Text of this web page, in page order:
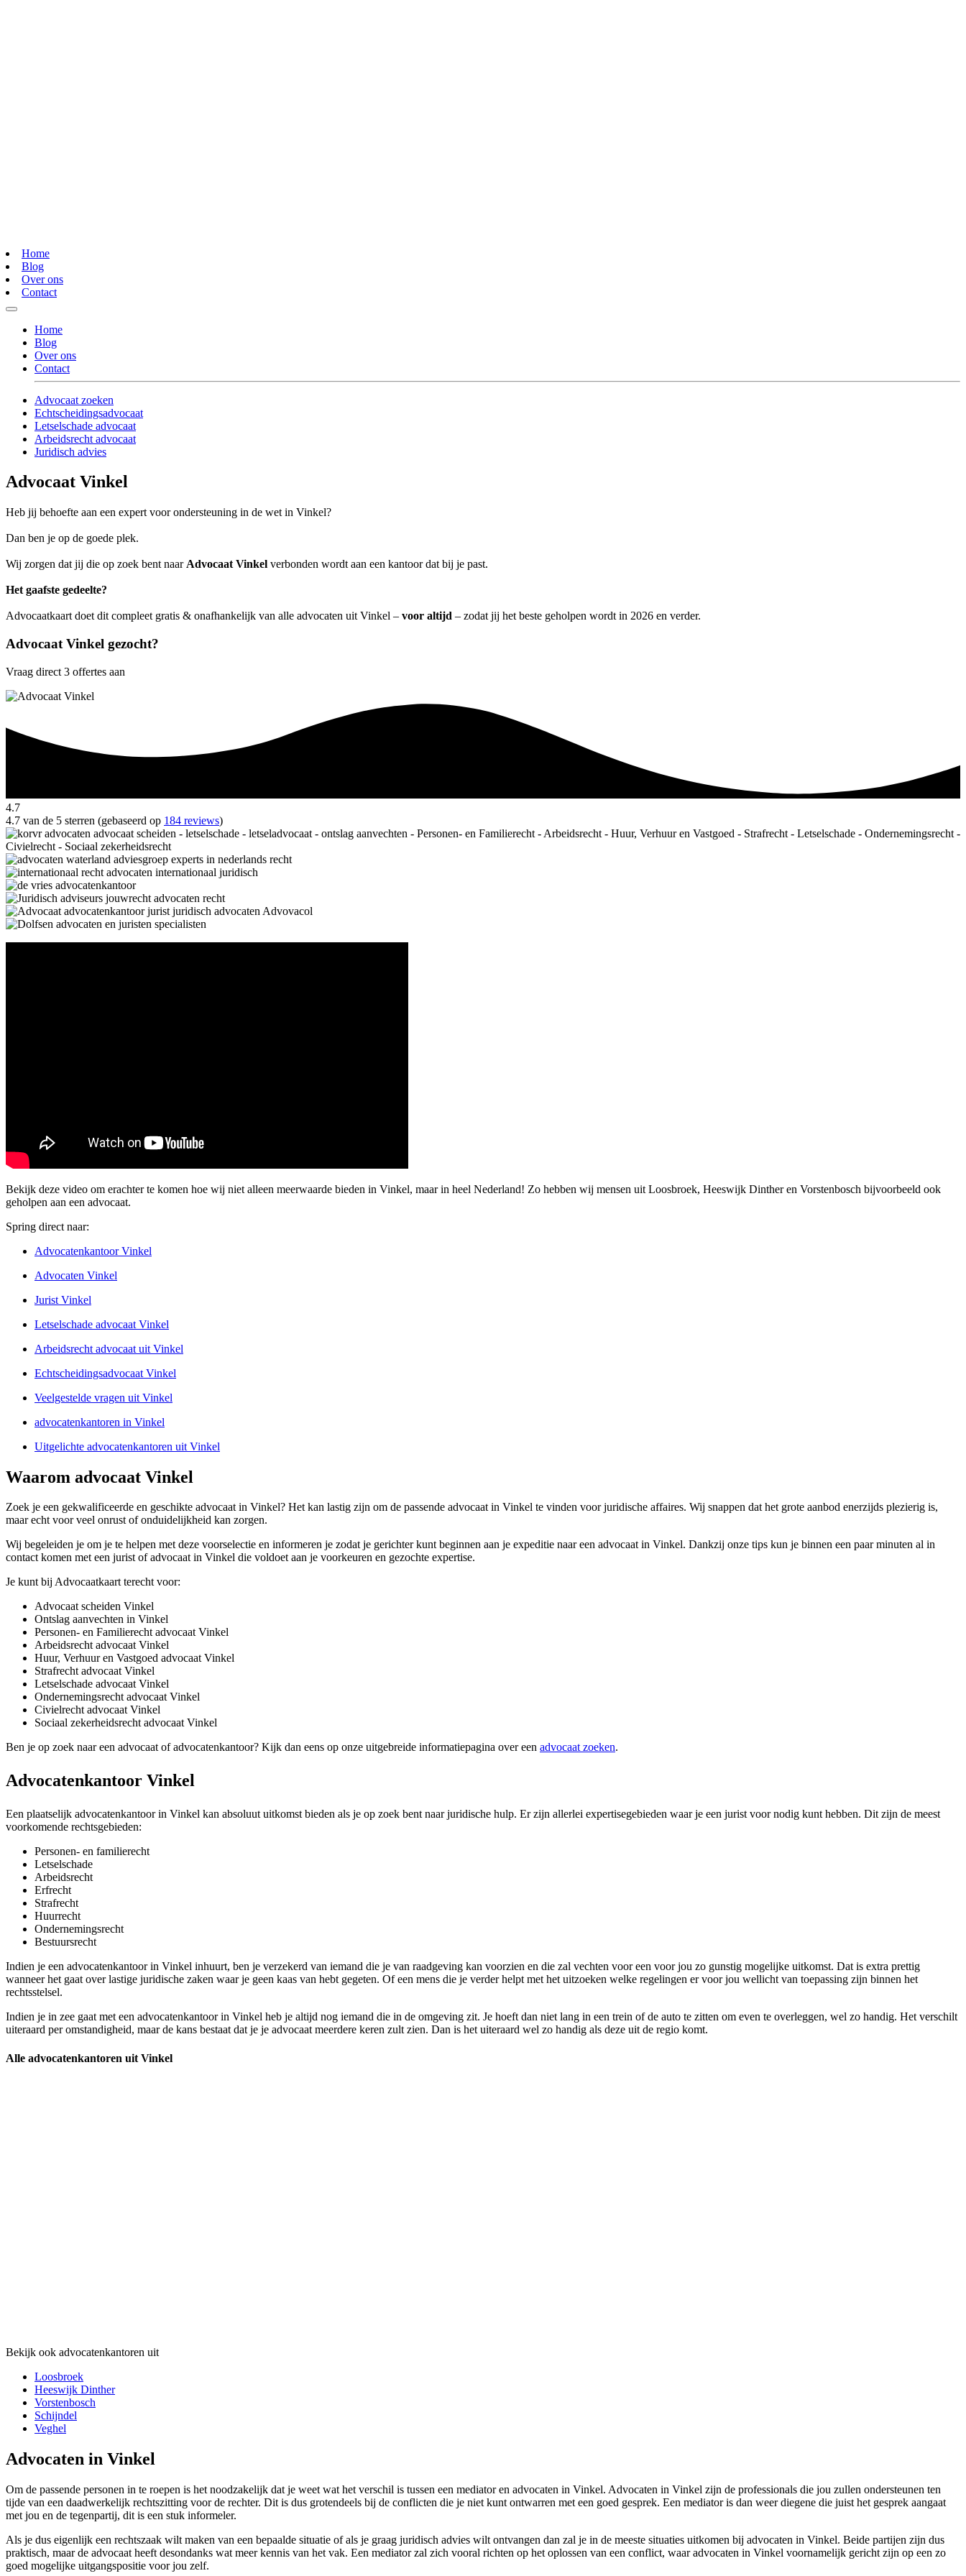
Home
Blog
Over ons
Contact
Home
Blog
Over ons
Contact
Advocaat zoeken
Echtscheidingsadvocaat
Letselschade advocaat
Arbeidsrecht advocaat
Juridisch advies
Advocaat Vinkel
Heb jij behoefte aan een expert voor ondersteuning in de wet in Vinkel?
Dan ben je op de goede plek.
Wij zorgen dat jij die op zoek bent naar Advocaat Vinkel verbonden wordt aan een kantoor dat bij je past.
Het gaafste gedeelte?
Advocaatkaart doet dit compleet gratis & onafhankelijk van alle advocaten uit Vinkel – voor altijd – zodat jij het beste geholpen wordt in 2026 en verder.
Advocaat Vinkel gezocht?
Vraag direct 3 offertes aan
4.7
4.7 van de 5 sterren (gebaseerd op 184 reviews)
Bekijk deze video om erachter te komen hoe wij niet alleen meerwaarde bieden in Vinkel, maar in heel Nederland! Zo hebben wij mensen uit Loosbroek, Heeswijk Dinther en Vorstenbosch bijvoorbeeld ook
geholpen aan een advocaat.
Spring direct naar:
Advocatenkantoor Vinkel
Advocaten Vinkel
Jurist Vinkel
Letselschade advocaat Vinkel
Arbeidsrecht advocaat uit Vinkel
Echtscheidingsadvocaat Vinkel
Veelgestelde vragen uit Vinkel
advocatenkantoren in Vinkel
Uitgelichte advocatenkantoren uit Vinkel
Waarom advocaat Vinkel
Zoek je een gekwalificeerde en geschikte advocaat in Vinkel? Het kan lastig zijn om de passende advocaat in Vinkel te vinden voor juridische affaires. Wij snappen dat het grote aanbod enerzijds plezierig is,
maar echt voor veel onrust of onduidelijkheid kan zorgen.
Wij begeleiden je om je te helpen met deze voorselectie en informeren je zodat je gerichter kunt beginnen aan je expeditie naar een advocaat in Vinkel. Dankzij onze tips kun je binnen een paar minuten al in
contact komen met een jurist of advocaat in Vinkel die voldoet aan je voorkeuren en gezochte expertise.
Je kunt bij Advocaatkaart terecht voor:
Advocaat scheiden Vinkel
Ontslag aanvechten in Vinkel
Personen- en Familierecht advocaat Vinkel
Arbeidsrecht advocaat Vinkel
Huur, Verhuur en Vastgoed advocaat Vinkel
Strafrecht advocaat Vinkel
Letselschade advocaat Vinkel
Ondernemingsrecht advocaat Vinkel
Civielrecht advocaat Vinkel
Sociaal zekerheidsrecht advocaat Vinkel
Ben je op zoek naar een advocaat of advocatenkantoor? Kijk dan eens op onze uitgebreide informatiepagina over een advocaat zoeken.
Advocatenkantoor Vinkel
Een plaatselijk advocatenkantoor in Vinkel kan absoluut uitkomst bieden als je op zoek bent naar juridische hulp. Er zijn allerlei expertisegebieden waar je een jurist voor nodig kunt hebben. Dit zijn de meest
voorkomende rechtsgebieden:
Personen- en familierecht
Letselschade
Arbeidsrecht
Erfrecht
Strafrecht
Huurrecht
Ondernemingsrecht
Bestuursrecht
Indien je een advocatenkantoor in Vinkel inhuurt, ben je verzekerd van iemand die je van raadgeving kan voorzien en die zal vechten voor een voor jou zo gunstig mogelijke uitkomst. Dat is extra prettig
wanneer het gaat over lastige juridische zaken waar je geen kaas van hebt gegeten. Of een mens die je verder helpt met het uitzoeken welke regelingen er voor jou wellicht van toepassing zijn binnen het
rechtsstelsel.
Indien je in zee gaat met een advocatenkantoor in Vinkel heb je altijd nog iemand die in de omgeving zit. Je hoeft dan niet lang in een trein of de auto te zitten om even te overleggen, wel zo handig. Het verschilt
uiteraard per omstandigheid, maar de kans bestaat dat je je advocaat meerdere keren zult zien. Dan is het uiteraard wel zo handig als deze uit de regio komt.
Alle advocatenkantoren uit Vinkel
Bekijk ook advocatenkantoren uit
Loosbroek
Heeswijk Dinther
Vorstenbosch
Schijndel
Veghel
Advocaten in Vinkel
Om de passende personen in te roepen is het noodzakelijk dat je weet wat het verschil is tussen een mediator en advocaten in Vinkel. Advocaten in Vinkel zijn de professionals die jou zullen ondersteunen ten
tijde van een daadwerkelijk rechtszitting voor de rechter. Dit is dus grotendeels bij de conflicten die je niet kunt ontwarren met een goed gesprek. Een mediator is dan weer diegene die juist het gesprek aangaat
met jou en de tegenpartij, dit is een stuk informeler.
Als je dus eigenlijk een rechtszaak wilt maken van een bepaalde situatie of als je graag juridisch advies wilt ontvangen dan zal je in de meeste situaties uitkomen bij advocaten in Vinkel. Beide partijen zijn dus
praktisch, maar de advocaat heeft desondanks wat meer kennis van het vak. Een mediator zal zich vooral richten op het oplossen van een conflict, waar advocaten in Vinkel voornamelijk gericht zijn op een zo
goed mogelijke uitgangspositie voor jou zelf.